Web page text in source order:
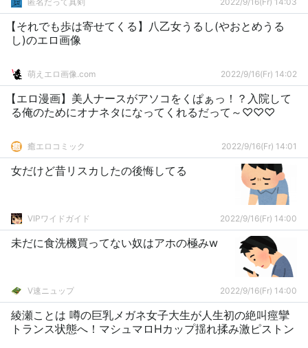
【それでも歩は寄せてくる】八乙女うるし(やおとめうる
し)のエロ画像
萌えエロ画像.com 2022/9/16(Fr) 14:02
【エロ漫画】美人ナースがアソコをくぱぁっ！？入院して
る俺のためにオナネタになってくれるだって～♡♡♡
癒エロコミック 2022/9/16(Fr) 14:01
女だけど昔リスカしたの後悔してる
VIPワイドガイド 2022/9/16(Fr) 14:00
未だに食洗機買ってない奴はアホの極みw
V速ニュップ 2022/9/16(Fr) 14:00
綾瀬ことは 噂の巨乳メガネ女子大生が人生初の絶叫痙攣
トランス状態へ！マシュマロHカップ揺れ揉み激ピストン